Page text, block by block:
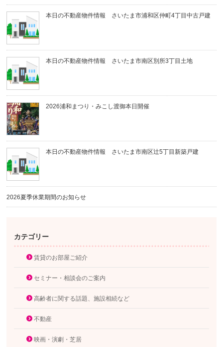
本日の不動産物件情報 さいたま市浦和区仲町4丁目中古戸建
本日の不動産物件情報 さいたま市南区別所3丁目土地
2026浦和まつり・みこし渡御本日開催
本日の不動産物件情報 さいたま市南区辻5丁目新築戸建
2026夏季休業期間のお知らせ
カテゴリー
賃貸のお部屋ご紹介
セミナー・相談会のご案内
高齢者に関する話題、施設相続など
不動産
映画・演劇・芝居